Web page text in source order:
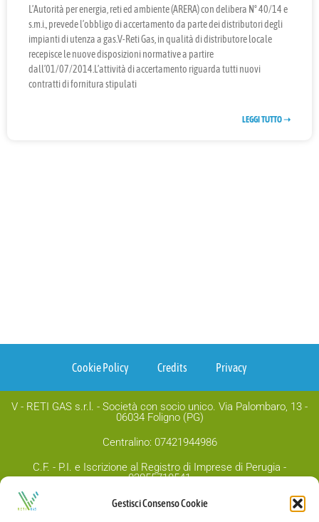
Gestisci Consenso Cookie
L’Autorità per energia, reti ed ambiente (ARERA) con delibera N° 40/14 e
s.m.i., prevede l’obbligo di accertamento da parte dei distributori degli
impianti di utenza a gas.V-Reti Gas, in qualità di distributore locale
recepisce le nuove disposizioni normative a partire
dall’01/07/2014.L’attività di accertamento riguarda tutti nuovi
contratti di fornitura stipulati
LEGGI TUTTO ➝
Cookie Policy Credits Privacy
V - RETI GAS s.r.l. - Società con socio unico. Via Palombaro, 13 -
06034 Foligno (PG)
Centralino: 07421944986
C.F. - P.I. e Iscrizione al Registro di Imprese di Perugia -
03855710541
PEC:v-retigas@legalmail.it